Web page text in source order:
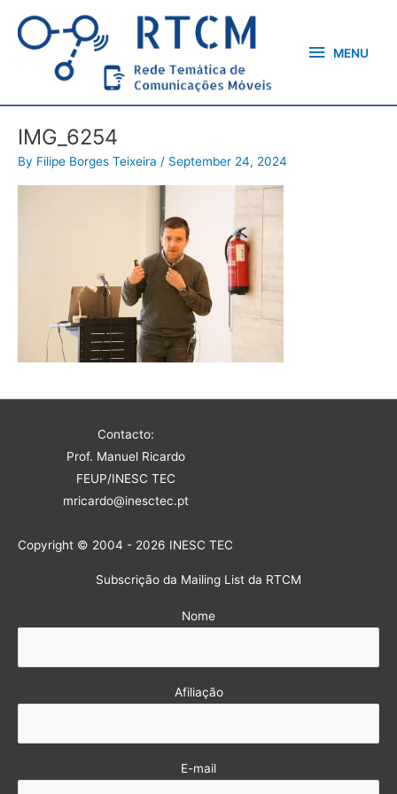
content
MENU
IMG_6254
By Filipe Borges Teixeira / September 24, 2024
Contacto:
Prof. Manuel Ricardo
FEUP/INESC TEC
mricardo@inesctec.pt
Copyright © 2004 - 2026 INESC TEC
Subscrição da Mailing List da RTCM
Nome
Afiliação
E-mail